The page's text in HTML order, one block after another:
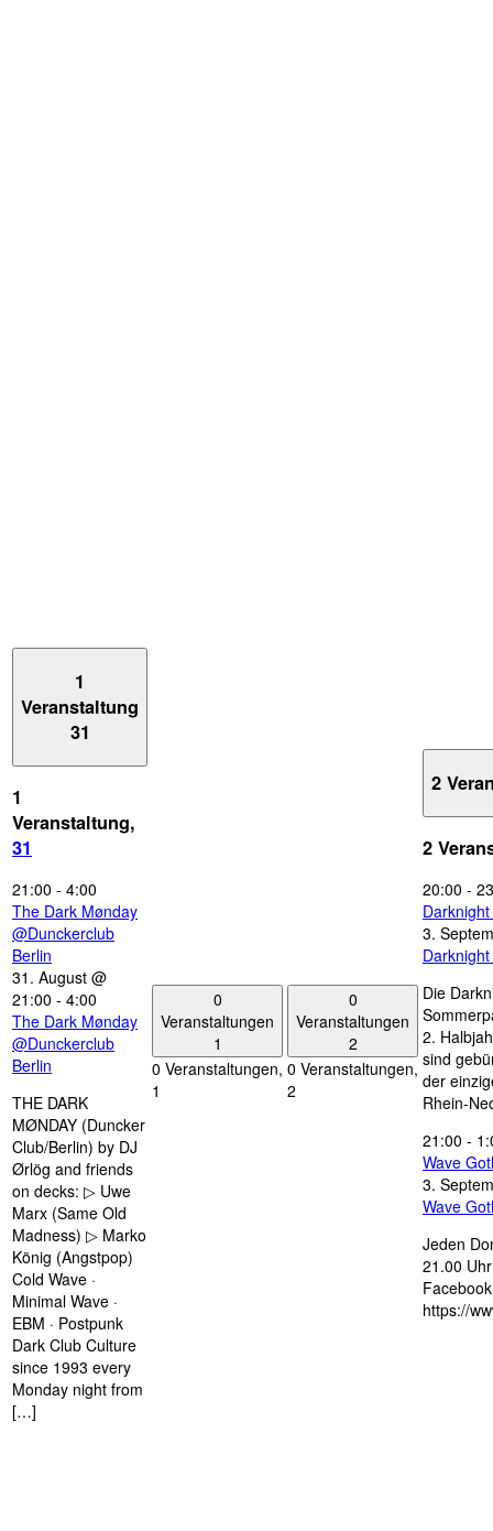
1
Veranstaltung
31
1
Veranstaltung,
31
21:00 - 4:00
The Dark Mønday
@Dunckerclub
Berlin
31. August @
21:00 - 4:00
The Dark Mønday
@Dunckerclub
Berlin
THE DARK
MØNDAY (Duncker
Club/Berlin) by DJ
Ørlög and friends
on decks: ▷ Uwe
Marx (Same Old
Madness) ▷ Marko
König (Angstpop)
Cold Wave ·
Minimal Wave ·
EBM · Postpunk
Dark Club Culture
since 1993 every
Monday night from
[…]
0
Veranstaltungen
1
0 Veranstaltungen,
1
0
Veranstaltungen
2
0 Veranstaltungen,
2
2
2
20:00 -
3.
Die
2.
sind
der
Rhein-
21:00 -
Wave
3.
Wave
Jeden
21.00
https://